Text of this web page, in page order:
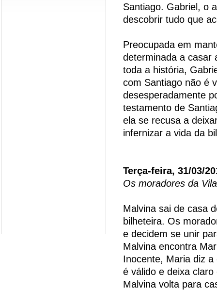
Santiago. Gabriel, o
descobrir tudo que
Preocupada em
determinada a casar
toda a história,
com Santiago não é
desesperadamente
testamento de
ela se recusa a
infernizar a vida da
Terça-feira, 31/03/
Os moradores da
Malvina sai de casa
bilheteira. Os
e decidem se unir
Malvina encontra
Inocente, Maria diz
é válido e deixa
Malvina volta para